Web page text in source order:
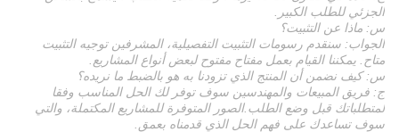
الجزئي للطلب الكبير.
س: ماذا عن التثبيت؟
الجواب: سنقدم رسومات التثبيت التفصيلية، المشرفين توجيه التثبيت
متاح. يمكننا القيام بعمل مفتاح مفتوح لبعض أنواع المشاريع.
س: كيف نضمن أن المنتج الذي تزودنا به هو بالضبط ما نريده؟
ج: فريق المبيعات والمهندسين سوف توفر لك الحل المناسب وفقا
لمتطلباتك قبل وضع الطلب.الصور المتوفرة للمشاريع المكتملة، والتي
سوف تساعدك على فهم الحل الذي قدمناه بعمق.